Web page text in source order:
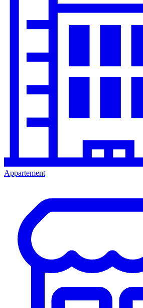
Appartement